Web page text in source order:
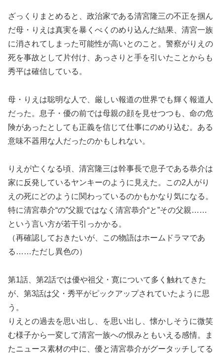
ざっくりまとめると、政治家である清宮隆三の不正を掴ん
だ母・りえは真実を暴くべくのめり込んだ結果、清宮一族
に消されてしまった可能性が高いとのこと。警察がりえの
死を事故として片付け、あっさりと手を引いたことからも
秀平は確信している。
母・りえは聡明な人で、厳しい報道の世界でも輝く報道人
だった。息子・優の前では母親の顔を見せつつも、命の危
険があったとしても正義を信じて仕事にのめり込む。ある
意味不器用な人だったのかもしれない。
りえが亡くなる頃、清宮隆三は幹事長で息子である恭介は
家に反発しているヤンキーのように見えた。この2人がり
えの死にどのように関わっているのかもかなり気になる。
特に清宮恭介“の”父親ではなく清宮恭介“と”その父親……
という言い方が若干引っかかる。
（再確認しておきたいが、この物語はホームドラマであ
る……ただし異色の）
第1話、第2話では優や祖父・寛について多く触れてきた
が、第3話は父・秀平がピックアップされていたように思
う。
りえとの過去を思い出し、を思い出し、懐かしそうに微笑
む様子から一変して清宮一族への恨みともいえる感情。ま
たニュース素材の中に、優と清宮恭介がグータッチしてる